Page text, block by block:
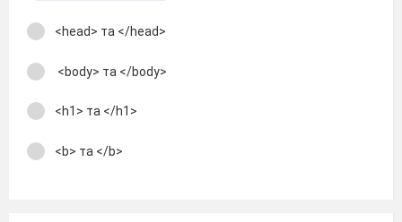
<head> та </head>
<body> та </body>
<h1> та </h1>
<b> та </b>